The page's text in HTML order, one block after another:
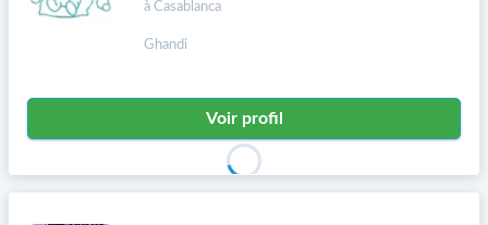
à Casablanca
Ghandi
Voir profil